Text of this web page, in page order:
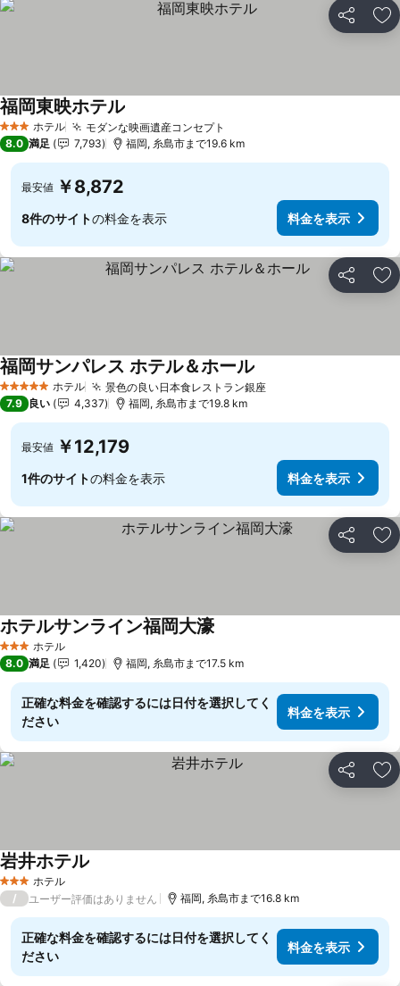
シェア お
3 ホテルのランク
ホテル モダンな映画遺産コンセプト
福岡東映ホテル
8.0 満足 7,793 福岡, 糸島市まで19.6 km
最安値 ￥8,872
8件のサイトの料金を表示 料金を表示
シェア お
5 ホテルのランク
ホテル 景色の良い日本食レストラン銀座料金を表示
福岡サンパレス ホテル＆ホール
7.9 良い 4,337 福岡, 糸島市まで19.8 km
最安値 ￥12,179
1件のサイトの料金を表示 料金を表示
シェア お
3 ホテルのランク
ホテル
ホテルサンライン福岡大濠料金を表示
8.0 満足 1,420 福岡, 糸島市まで17.5 km
正確な料金を確認するには日付を選択してく
ださい
料金を表示
シェア お
3 ホテルのランク
ホテル
岩井ホテル
/ ユーザー評価はありません 福岡, 糸島市まで16.8 km
正確な料金を確認するには日付を選択してく
ださい
料金を表示